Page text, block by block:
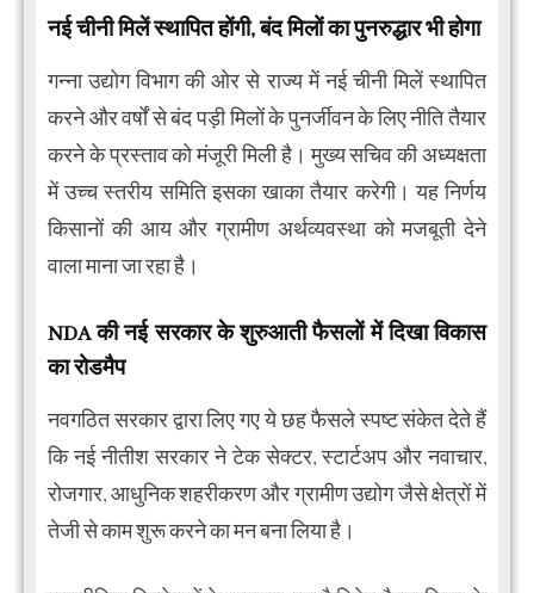
नई चीनी मिलें स्थापित होंगी, बंद मिलों का पुनरुद्धार भी होगा
गन्ना उद्योग विभाग की ओर से राज्य में नई चीनी मिलें स्थापित
करने और वर्षों से बंद पड़ी मिलों के पुनर्जीवन के लिए नीति तैयार
करने के प्रस्ताव को मंजूरी मिली है। मुख्य सचिव की अध्यक्षता
में उच्च स्तरीय समिति इसका खाका तैयार करेगी। यह निर्णय
किसानों की आय और ग्रामीण अर्थव्यवस्था को मजबूती देने
वाला माना जा रहा है।
NDA की नई सरकार के शुरुआती फैसलों में दिखा विकास
का रोडमैप
नवगठित सरकार द्वारा लिए गए ये छह फैसले स्पष्ट संकेत देते हैं
कि नई नीतीश सरकार ने टेक सेक्टर, स्टार्टअप और नवाचार,
रोजगार, आधुनिक शहरीकरण और ग्रामीण उद्योग जैसे क्षेत्रों में
तेजी से काम शुरू करने का मन बना लिया है।